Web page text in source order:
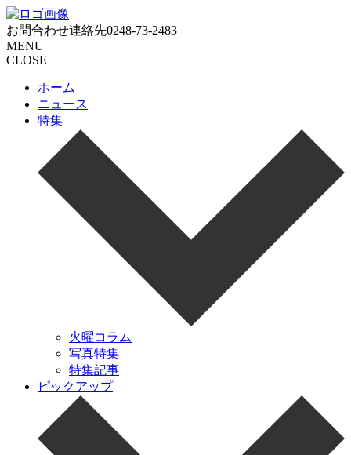
お問合わせ連絡先0248-73-2483
MENU
CLOSE
ホーム
ニュース
特集
火曜コラム
写真特集
特集記事
ピックアップ